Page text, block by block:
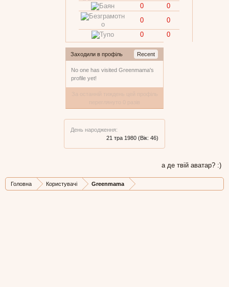
0
0
0
0
0
0
Заходили в профіль Recent
No one has visited Greenmama's
profile yet!
День народження:
21 тра 1980 (Вік: 46)
а де твій аватар? :)
Головна Користувачі Greenmama